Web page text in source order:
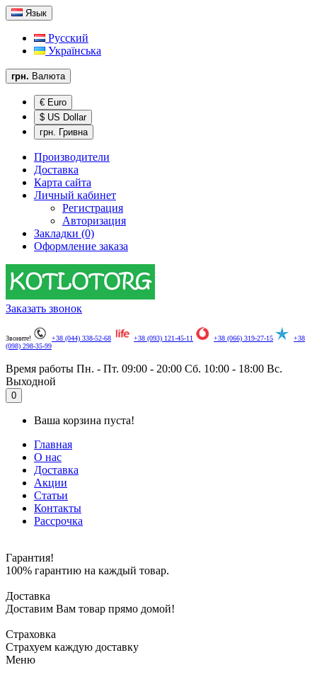
Язык
Русский
Українська
грн. Валюта
€ Euro
$ US Dollar
грн. Гривна
Производители
Доставка
Карта сайта
Личный кабинет
Регистрация
Авторизация
Закладки (0)
Оформление заказа
Заказать звонок
Звоните! +38 (044) 338-52-68 +38 (093) 121-45-11 +38 (066) 319-27-15
+38
(098) 298-35-99
Время работы Пн. - Пт. 09:00 - 20:00 Сб. 10:00 - 18:00 Вс.
Выходной
0
Ваша корзина пуста!
Главная
О нас
Доставка
Акции
Статьи
Контакты
Рассрочка
Гарантия!
100% гарантию на каждый товар.
Доставка
Доставим Вам товар прямо домой!
Страховка
Страхуем каждую доставку
Меню